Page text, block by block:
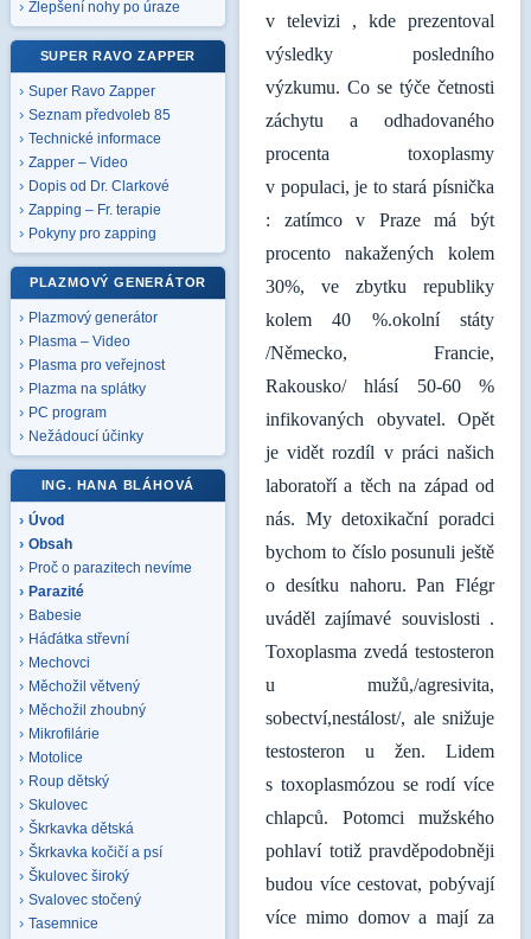
Zlepšení nohy po úraze
SUPER RAVO ZAPPER
Super Ravo Zapper
Seznam předvoleb 85
Technické informace
Zapper – Video
Dopis od Dr. Clarkové
Zapping – Fr. terapie
Pokyny pro zapping
PLAZMOVÝ GENERÁTOR
Plazmový generátor
Plasma – Video
Plasma pro veřejnost
Plazma na splátky
PC program
Nežádoucí účinky
ING. HANA BLÁHOVÁ
Úvod
Obsah
Proč o parazitech nevíme
Parazité
Babesie
Háďátka střevní
Mechovci
Měchožil větvený
Měchožil zhoubný
Mikrofilárie
Motolice
Roup dětský
Skulovec
Škrkavka dětská
Škrkavka kočičí a psí
Škulovec široký
Svalovec stočený
Tasemnice
v televizi , kde prezentoval
výsledky posledního
výzkumu. Co se týče četnosti
záchytu a odhadovaného
procenta toxoplasmy
v populaci, je to stará písnička
: zatímco v Praze má být
procento nakažených kolem
30%, ve zbytku republiky
kolem 40 %.okolní státy
/Německo, Francie,
Rakousko/ hlásí 50-60 %
infikovaných obyvatel. Opět
je vidět rozdíl v práci našich
laboratoří a těch na západ od
nás. My detoxikační poradci
bychom to číslo posunuli ještě
o desítku nahoru. Pan Flégr
uváděl zajímavé souvislosti .
Toxoplasma zvedá testosteron
u mužů,/agresivita,
sobectví,nestálost/, ale snižuje
testosteron u žen. Lidem
s toxoplasmózou se rodí více
chlapců. Potomci mužského
pohlaví totiž pravděpodobněji
budou více cestovat, pobývají
více mimo domov a mají za